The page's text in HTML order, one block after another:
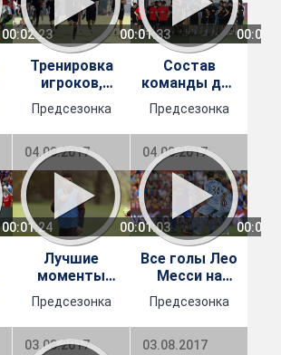
00:02:23 00:01:33
Тренировка
игроков,
которые не
поехали в
Таррагону
Предсезонка
04.08.2017
Состав
команды для
поездки в
Таррагону
Предсезонка
04.08.2017
00:01:24 00:01:03
Лучшие
моменты
Суареса в
турне по США
Предсезонка
03.08.2017
Все голы Лео
Месси на
Кубке Жоана
Гампера
Предсезонка
03.08.2017